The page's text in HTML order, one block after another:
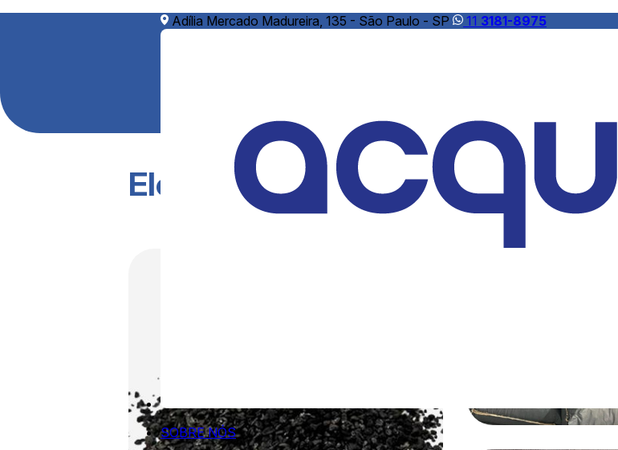
Adília Mercado Madureira, 135 - São Paulo - SP 11 3181-8975
SOBRE NÓS
Elemento filtrante carvão ativado